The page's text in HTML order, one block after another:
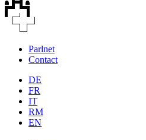
Parlnet
Contact
DE
FR
IT
RM
EN